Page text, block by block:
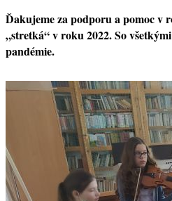
Ďakujeme za podporu a pomoc v
„stretká“ v roku 2022. So
pandémie.